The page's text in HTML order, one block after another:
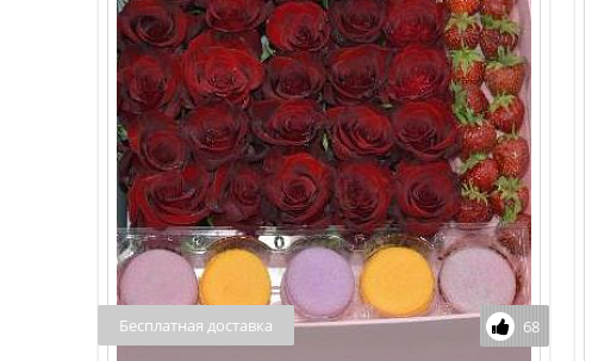
Бесплатная доставка 68